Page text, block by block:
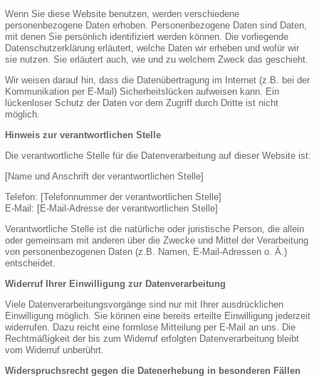
Wenn Sie diese Website benutzen, werden verschiedene
personenbezogene Daten erhoben. Personenbezogene Daten sind Daten,
mit denen Sie persönlich identifiziert werden können. Die vorliegende
Datenschutzerklärung erläutert, welche Daten wir erheben und wofür wir
sie nutzen. Sie erläutert auch, wie und zu welchem Zweck das geschieht.
Wir weisen darauf hin, dass die Datenübertragung im Internet (z.B. bei der
Kommunikation per E-Mail) Sicherheitslücken aufweisen kann. Ein
lückenloser Schutz der Daten vor dem Zugriff durch Dritte ist nicht
möglich.
Hinweis zur verantwortlichen Stelle
Die verantwortliche Stelle für die Datenverarbeitung auf dieser Website ist:
[Name und Anschrift der verantwortlichen Stelle]
Telefon: [Telefonnummer der verantwortlichen Stelle]
E-Mail: [E-Mail-Adresse der verantwortlichen Stelle]
Verantwortliche Stelle ist die natürliche oder juristische Person, die allein
oder gemeinsam mit anderen über die Zwecke und Mittel der Verarbeitung
von personenbezogenen Daten (z.B. Namen, E-Mail-Adressen o. Ä.)
entscheidet.
Widerruf Ihrer Einwilligung zur Datenverarbeitung
Viele Datenverarbeitungsvorgänge sind nur mit Ihrer ausdrücklichen
Einwilligung möglich. Sie können eine bereits erteilte Einwilligung jederzeit
widerrufen. Dazu reicht eine formlose Mitteilung per E-Mail an uns. Die
Rechtmäßigkeit der bis zum Widerruf erfolgten Datenverarbeitung bleibt
vom Widerruf unberührt.
Widerspruchsrecht gegen die Datenerhebung in besonderen Fällen